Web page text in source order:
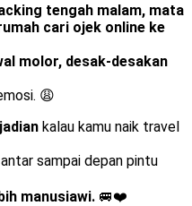
tengah malam, mata
cari ojek online ke
molor, desak-desakan
😩
kalau kamu naik travel
sampai depan pintu
manusiawi. 🚐❤️